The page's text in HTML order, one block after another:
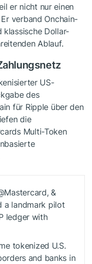
er nicht nur einen
verband Onchain-
klassische Dollar-
Ablauf.
US-
des
für Ripple über den
die
Multi-Token
&
a landmark pilot
ledger with
tokenized U.S.
and banks in